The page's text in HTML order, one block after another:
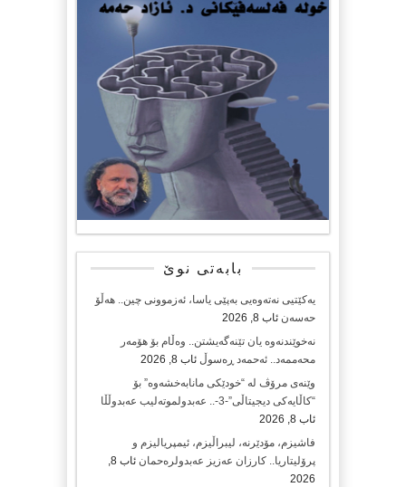
بابەتی نوێ
یەکێتیی نەتەوەیی بەپێی یاسا، ئەزموونی چین.. هەڵۆ
حەسەن ئاب 8, 2026
نەخوێندنەوە یان تێنەگەیشتن.. وەڵام بۆ هۆمەر
محەممەد.. ئەحمەد ڕەسوڵ ئاب 8, 2026
وێنەی مرۆڤ لە “خودێکی مانابەخشەوە” بۆ
“کاڵایەکی دیجیتاڵی”-3-.. عەبدولموتەلیب عەبدوڵڵا
ئاب 8, 2026
فاشیزم، مۆدێرنە، لیبراڵیزم، ئیمپریالیزم و
پرۆلیتاریا.. کارزان عەزیز عەبدولرەحمان
ئاب 8,
2026